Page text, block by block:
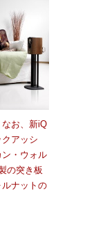
お、新iQ
アッシ
・ウォル
の突き板
ナットの